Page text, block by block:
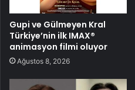
Gupi ve Gülmeyen Kral
Türkiye’nin ilk IMAX®
animasyon filmi oluyor
Ağustos 8, 2026